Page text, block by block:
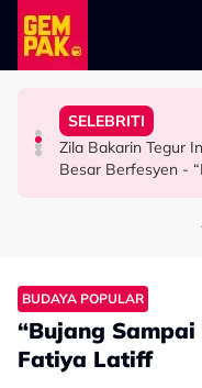
Skip to main content
HIBURAN
Aktor Popular
Teringin Sangat Nak
SELEBRITI
Zila Bakarin Tegur
Besar Berfesyen -
HIBURAN
Kenang Pemergian
Undang Sebak - “5
HIBURAN
Big Stage
Terlaksana! Aliff
BUDAYA POPULAR
“Bujang Sampai
Fatiya Latiff